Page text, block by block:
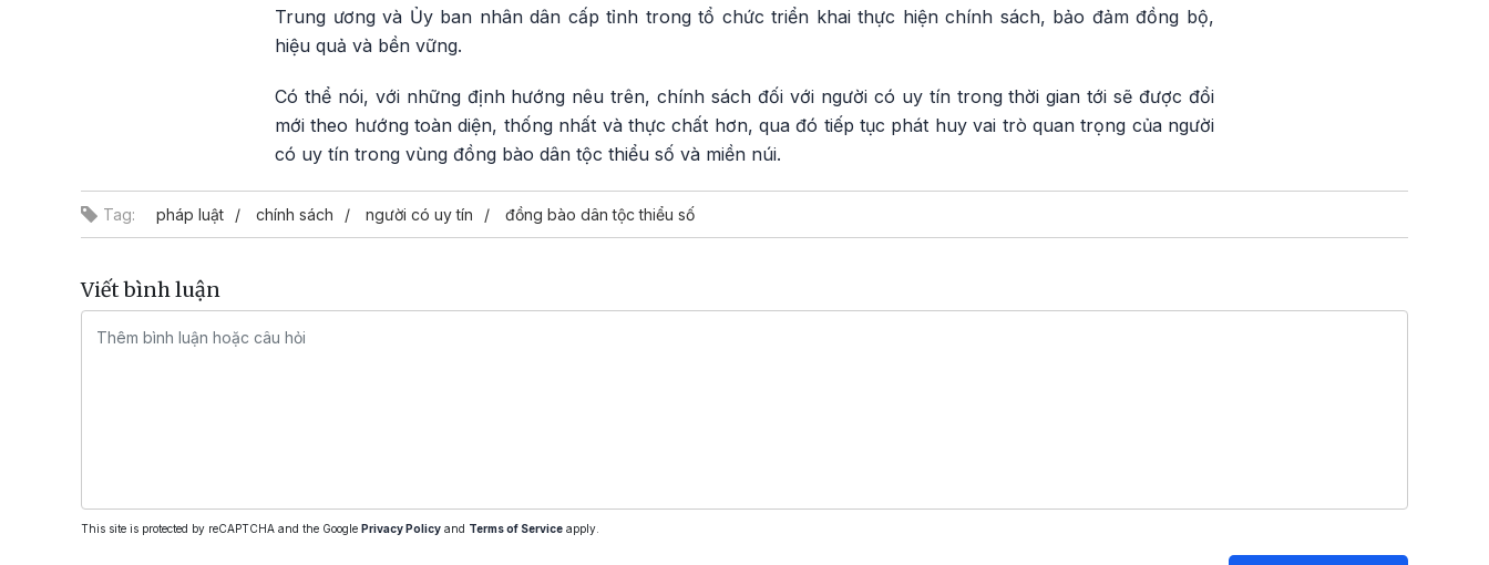
Trung ương và Ủy ban nhân dân cấp tỉnh trong tổ chức triển khai thực hiện chính sách, bảo đảm đồng bộ,
hiệu quả và bền vững.
Có thể nói, với những định hướng nêu trên, chính sách đối với người có uy tín trong thời gian tới sẽ được đổi
mới theo hướng toàn diện, thống nhất và thực chất hơn, qua đó tiếp tục phát huy vai trò quan trọng của người
có uy tín trong vùng đồng bào dân tộc thiểu số và miền núi.
Tag: pháp luật chính sách người có uy tín đồng bào dân tộc thiểu số
Viết bình luận
This site is protected by reCAPTCHA and the Google Privacy Policy and Terms of Service apply.